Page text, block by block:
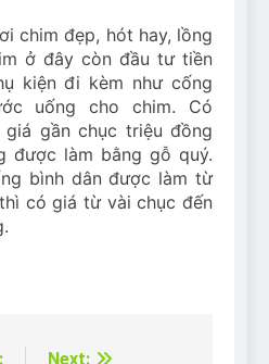
chim đẹp, hót hay, lồng
ở đây còn đầu tư tiền
kiện đi kèm như cống
uống cho chim. Có
gần chục triệu đồng
được làm bằng gỗ quý.
bình dân được làm từ
có giá từ vài chục đến
Next: